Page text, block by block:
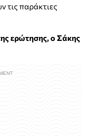
τις παράκτιες
ερώτησης, ο Σάκης